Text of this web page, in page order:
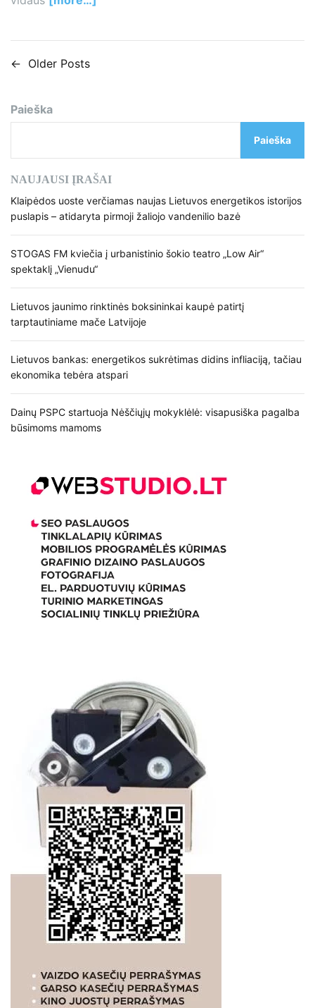
N
v
g
a
c
i
a
a
r
p
← Older Posts
Paieška
Paieška
NAUJAUSI ĮRAŠAI
Klaipėdos uoste verčiamas naujas Lietuvos energetikos istorijos
puslapis – atidaryta pirmoji žaliojo vandenilio bazė
STOGAS FM kviečia į urbanistinio šokio teatro „Low Air“
spektaklį „Vienudu“
Lietuvos jaunimo rinktinės boksininkai kaupė patirtį
tarptautiniame mače Latvijoje
Lietuvos bankas: energetikos sukrėtimas didins infliaciją, tačiau
ekonomika tebėra atspari
Dainų PSPC startuoja Nėščiųjų mokyklėlė: visapusiška pagalba
būsimoms mamoms